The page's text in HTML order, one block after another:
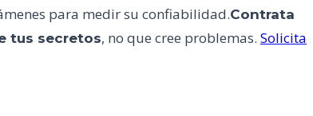
para medir su confiabilidad.Contrata
tus secretos, no que cree problemas. Solicita